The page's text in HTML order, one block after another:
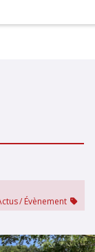
Évènement